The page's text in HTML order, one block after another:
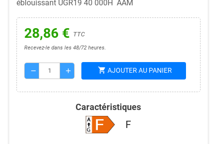
éblouissant UGR19 40 000H AAM
28,86 € TTC
Recevez-le dans les 48/72 heures.
remove add shopping_cart AJOUTER AU PANIER
Caractéristiques
F